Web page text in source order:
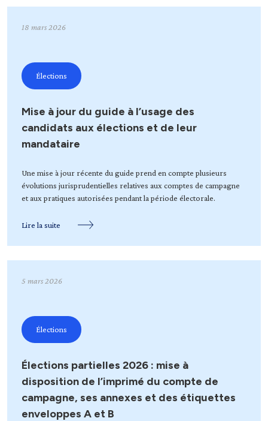
18 mars 2026
Élections
Mise à jour du guide à l’usage des
candidats aux élections et de leur
mandataire
Une mise à jour récente du guide prend en compte plusieurs
évolutions jurisprudentielles relatives aux comptes de campagne
et aux pratiques autorisées pendant la période électorale.
Lire la suite
5 mars 2026
Élections
Élections partielles 2026 : mise à
disposition de l’imprimé du compte de
campagne, ses annexes et des étiquettes
enveloppes A et B